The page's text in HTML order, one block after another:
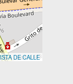
DE CALLE